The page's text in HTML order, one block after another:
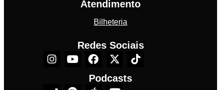
Atendimento
Bilheteria
Redes Sociais
Podcasts